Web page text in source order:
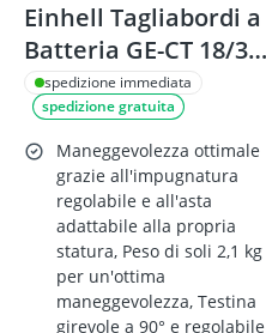
Einhell Tagliabordi a
Batteria GE-CT 18/30
Li-Solo
spedizione immediata
spedizione gratuita
Maneggevolezza ottimale
grazie all'impugnatura
regolabile e all'asta
adattabile alla propria
statura, Peso di soli 2,1 kg
per un'ottima
maneggevolezza, Testina
girevole a 90° e regolabile